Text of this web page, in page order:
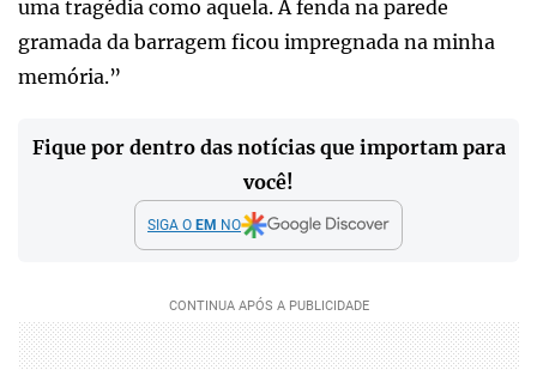
uma tragédia como aquela. A fenda na parede
gramada da barragem ficou impregnada na minha
memória.”
Fique por dentro das notícias que importam para
você!
SIGA O EM NO